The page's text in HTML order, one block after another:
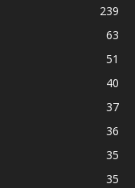
239
63
51
40
37
36
35
35